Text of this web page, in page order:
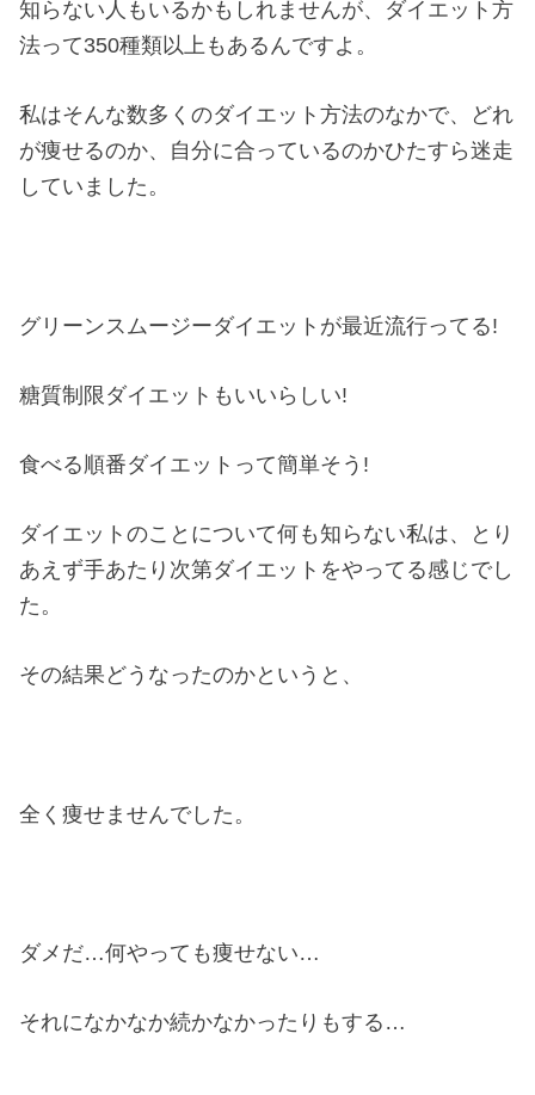
知らない人もいるかもしれませんが、ダイエット方
法って350種類以上もあるんですよ。
私はそんな数多くのダイエット方法のなかで、どれ
が痩せるのか、自分に合っているのかひたすら迷走
していました。
グリーンスムージーダイエットが最近流行ってる!
糖質制限ダイエットもいいらしい!
食べる順番ダイエットって簡単そう!
ダイエットのことについて何も知らない私は、とり
あえず手あたり次第ダイエットをやってる感じでし
た。
その結果どうなったのかというと、
全く痩せませんでした。
ダメだ…何やっても痩せない…
それになかなか続かなかったりもする…